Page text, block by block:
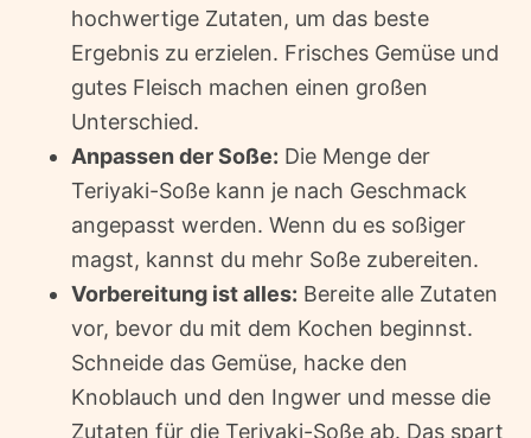
hochwertige Zutaten, um das beste
Ergebnis zu erzielen. Frisches Gemüse und
gutes Fleisch machen einen großen
Unterschied.
Anpassen der Soße: Die Menge der
Teriyaki-Soße kann je nach Geschmack
angepasst werden. Wenn du es soßiger
magst, kannst du mehr Soße zubereiten.
Vorbereitung ist alles: Bereite alle Zutaten
vor, bevor du mit dem Kochen beginnst.
Schneide das Gemüse, hacke den
Knoblauch und den Ingwer und messe die
Zutaten für die Teriyaki-Soße ab. Das spart